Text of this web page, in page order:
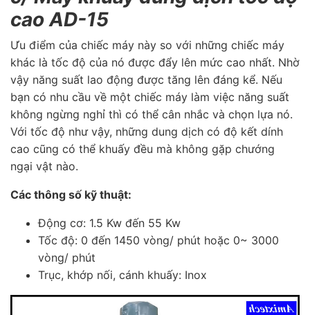
cao AD-15
Ưu điểm của chiếc máy này so với những chiếc máy
khác là tốc độ của nó được đẩy lên mức cao nhất. Nhờ
vậy năng suất lao động được tăng lên đáng kể. Nếu
bạn có nhu cầu về một chiếc máy làm việc năng suất
không ngừng nghỉ thì có thể cân nhắc và chọn lựa nó.
Với tốc độ như vậy, những dung dịch có độ kết dính
cao cũng có thể khuấy đều mà không gặp chướng
ngại vật nào.
Các thông số kỹ thuật:
Động cơ: 1.5 Kw đến 55 Kw
Tốc độ: 0 đến 1450 vòng/ phút hoặc 0~ 3000
vòng/ phút
Trục, khớp nối, cánh khuấy: Inox